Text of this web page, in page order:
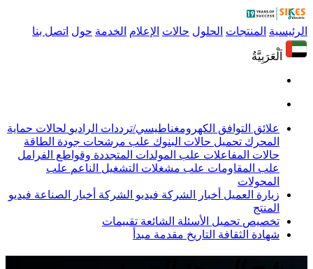
الرئيسية المنتجات الحلول حالات الإعلام الخدمة حول اتصل بنا
اَلْعَرَبِيَّةُ
علائق التوافق الكهرومغناطيسي/ترددات الراديو لحالات حماية
المحرك تحميل حالات البنوك علب مرشحات جودة الطاقة
حالات المفاعلات علب المولدات المتجددة وقواطع الفرامل
علب المقاومات علب مشغلات التشغيل الناعم علب
المحولات
زيارة العميل أخبار الشركة فيديو الشركة أخبار الصناعة فيديو
المنتج
تخصيص تحميل الأسئلة الشائعة تقييمات
شهادة الثقافة التاريخ مقدمة مبدأ